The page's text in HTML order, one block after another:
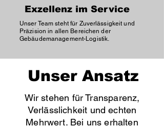
Exzellenz im Service
Unser Team steht für Zuverlässigkeit und
Präzision in allen Bereichen der
Gebäudemanagement-Logistik.
Unser Ansatz
Wir stehen für Transparenz,
Verlässlichkeit und echten
Mehrwert. Bei uns erhalten